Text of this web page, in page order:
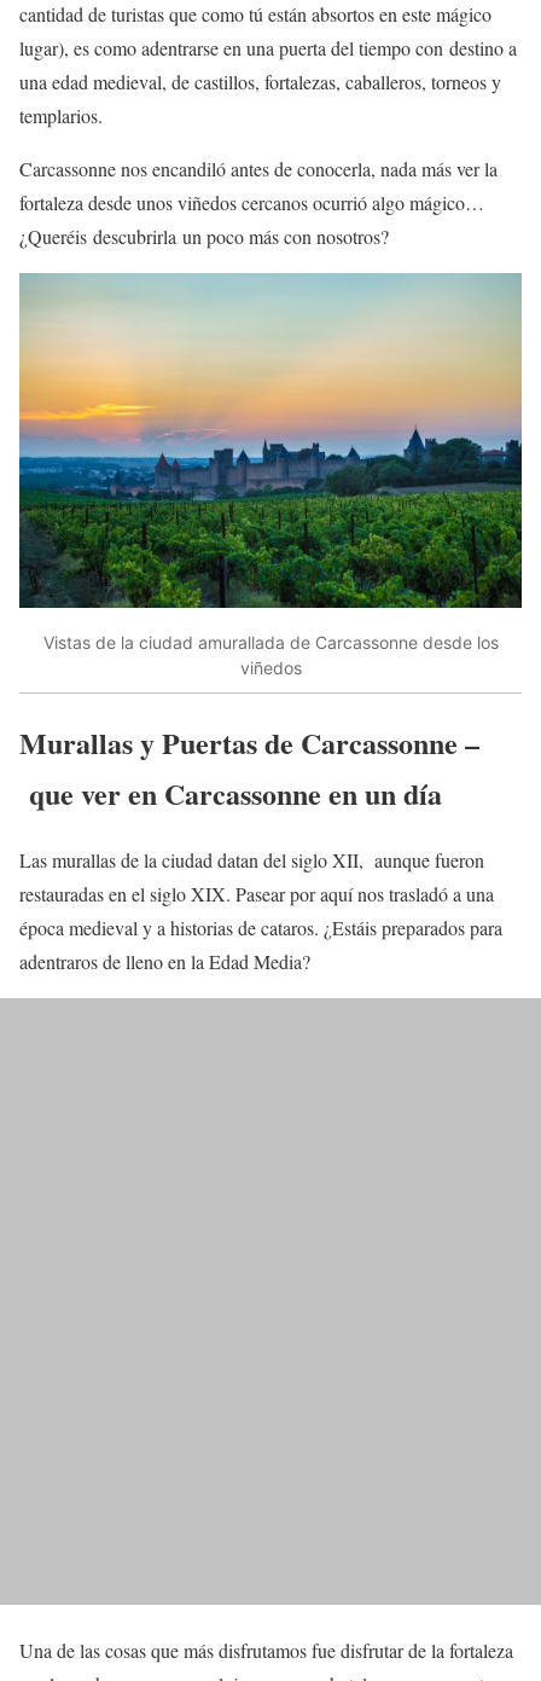
cantidad de turistas que como tú están absortos en este mágico
lugar), es como adentrarse en una puerta del tiempo con destino a
una edad medieval, de castillos, fortalezas, caballeros, torneos y
templarios.
Carcassonne nos encandiló antes de conocerla, nada más ver la
fortaleza desde unos viñedos cercanos ocurrió algo mágico…
¿Queréis descubrirla un poco más con nosotros?
Vistas de la ciudad amurallada de Carcassonne desde los
viñedos
Murallas y Puertas de Carcassonne –
que ver en Carcassonne en un día
Las murallas de la ciudad datan del siglo XII, aunque fueron
restauradas en el siglo XIX. Pasear por aquí nos trasladó a una
época medieval y a historias de cataros. ¿Estáis preparados para
adentraros de lleno en la Edad Media?
Una de las cosas que más disfrutamos fue disfrutar de la fortaleza